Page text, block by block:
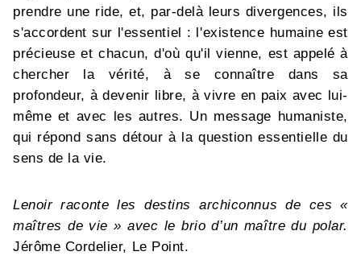
prendre une ride, et, par-delà leurs divergences, ils
s'accordent sur l'essentiel : l'existence humaine est
précieuse et chacun, d'où qu'il vienne, est appelé à
chercher la vérité, à se connaître dans sa
profondeur, à devenir libre, à vivre en paix avec lui-
même et avec les autres. Un message humaniste,
qui répond sans détour à la question essentielle du
sens de la vie.
Lenoir raconte les destins archiconnus de ces «
maîtres de vie » avec le brio d’un maître du polar.
Jérôme Cordelier, Le Point.